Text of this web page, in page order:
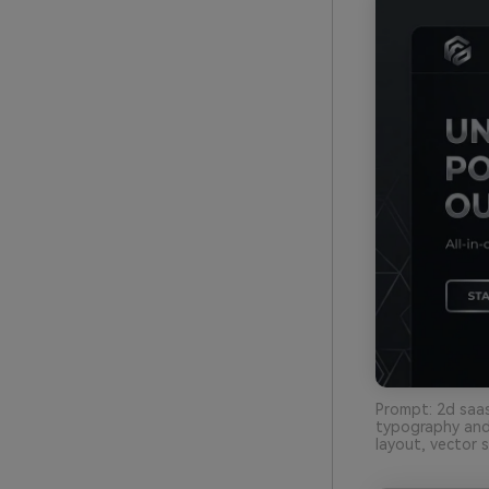
Prompt: 2d
typography
layout, vector